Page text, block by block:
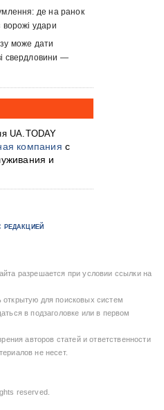
де на ранок
ворожі удари
може дати
свердловини —
UA.TODAY
компания с
и
РЕДАКЦИЕЙ
разрешается при условии ссылки на
для поисковых систем
в подзаголовке или в первом
авторов статей и ответственности
не несет.
reserved.